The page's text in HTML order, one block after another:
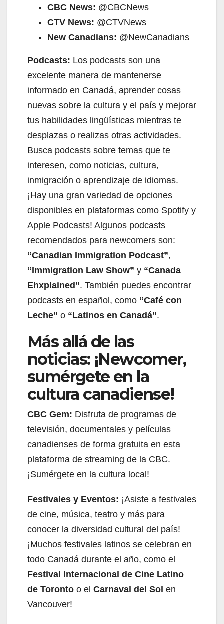
CBC News: @CBCNews
CTV News: @CTVNews
New Canadians: @NewCanadians
Podcasts: Los podcasts son una
excelente manera de mantenerse
informado en Canadá, aprender cosas
nuevas sobre la cultura y el país y mejorar
tus habilidades lingüísticas mientras te
desplazas o realizas otras actividades.
Busca podcasts sobre temas que te
interesen, como noticias, cultura,
inmigración o aprendizaje de idiomas.
¡Hay una gran variedad de opciones
disponibles en plataformas como Spotify y
Apple Podcasts! Algunos podcasts
recomendados para newcomers son:
“Canadian Immigration Podcast”,
“Immigration Law Show” y “Canada
Ehxplained”. También puedes encontrar
podcasts en español, como “Café con
Leche” o “Latinos en Canadá”.
Más allá de las
noticias: ¡Newcomer,
sumérgete en la
cultura canadiense!
CBC Gem: Disfruta de programas de
televisión, documentales y películas
canadienses de forma gratuita en esta
plataforma de streaming de la CBC.
¡Sumérgete en la cultura local!
Festivales y Eventos: ¡Asiste a festivales
de cine, música, teatro y más para
conocer la diversidad cultural del país!
¡Muchos festivales latinos se celebran en
todo Canadá durante el año, como el
Festival Internacional de Cine Latino
de Toronto o el Carnaval del Sol en
Vancouver!